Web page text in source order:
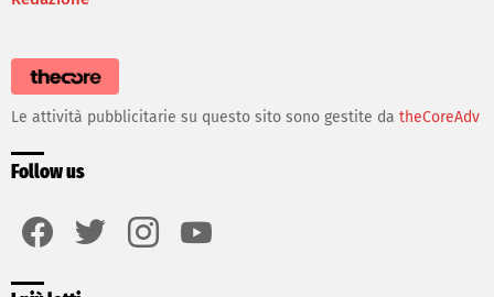
Le attività pubblicitarie su questo sito sono gestite da theCoreAdv
Follow us